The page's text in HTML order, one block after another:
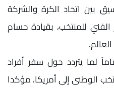
بين اتحاد الكرة والشركة
الفني للمنتخب، بقيادة حسام
لما يتردد حول سفر أفراد
الوطنى إلى أمريكا، مؤكدا